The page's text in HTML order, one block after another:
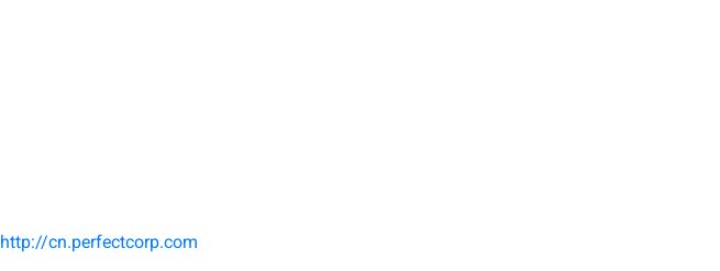
http://cn.perfectcorp.com